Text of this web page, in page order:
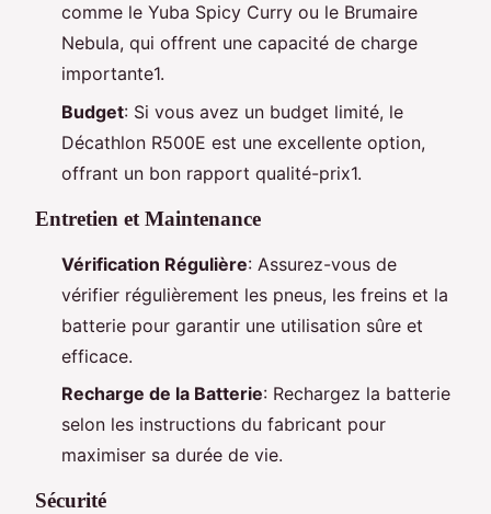
comme le Yuba Spicy Curry ou le Brumaire
Nebula, qui offrent une capacité de charge
importante1.
Budget: Si vous avez un budget limité, le
Décathlon R500E est une excellente option,
offrant un bon rapport qualité-prix1.
Entretien et Maintenance
Vérification Régulière: Assurez-vous de
vérifier régulièrement les pneus, les freins et la
batterie pour garantir une utilisation sûre et
efficace.
Recharge de la Batterie: Rechargez la batterie
selon les instructions du fabricant pour
maximiser sa durée de vie.
Sécurité